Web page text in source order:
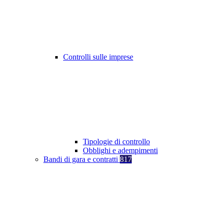
Controlli sulle imprese
Tipologie di controllo
Obblighi e adempimenti
Bandi di gara e contratti 817